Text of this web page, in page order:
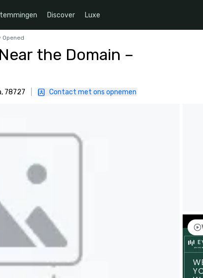
Discover Luxe
Opened
the Domain –
78727 Contact met ons opnemen